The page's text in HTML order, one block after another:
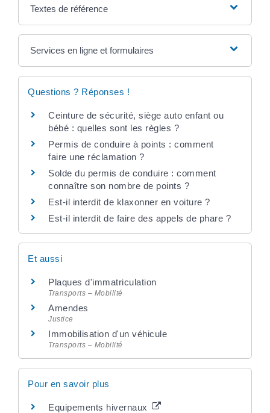
Textes de référence
Services en ligne et formulaires
Questions ? Réponses !
Ceinture de sécurité, siège auto enfant ou
bébé : quelles sont les règles ?
Permis de conduire à points : comment
faire une réclamation ?
Solde du permis de conduire : comment
connaître son nombre de points ?
Est-il interdit de klaxonner en voiture ?
Est-il interdit de faire des appels de phare ?
Et aussi
Plaques d'immatriculation
Transports – Mobilité
Amendes
Justice
Immobilisation d'un véhicule
Transports – Mobilité
Pour en savoir plus
Equipements hivernaux